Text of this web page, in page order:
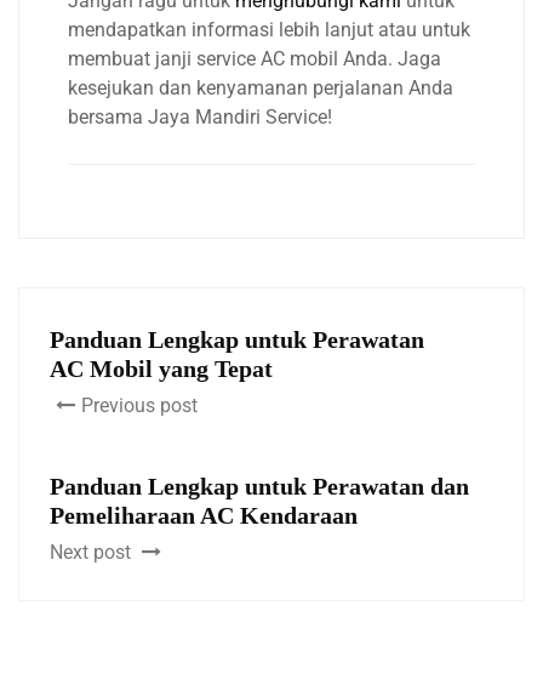
mendapatkan informasi lebih lanjut atau untuk
membuat janji service AC mobil Anda. Jaga
kesejukan dan kenyamanan perjalanan Anda
bersama Jaya Mandiri Service!
Panduan Lengkap untuk Perawatan
AC Mobil yang Tepat
Previous post
Panduan Lengkap untuk Perawatan dan
Pemeliharaan AC Kendaraan
Next post